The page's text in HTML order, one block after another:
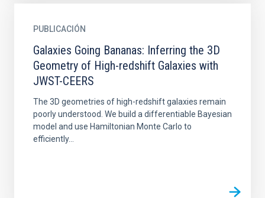
PUBLICACIÓN
Galaxies Going Bananas: Inferring the 3D
Geometry of High-redshift Galaxies with
JWST-CEERS
The 3D geometries of high-redshift galaxies remain
poorly understood. We build a differentiable Bayesian
model and use Hamiltonian Monte Carlo to
efficiently...